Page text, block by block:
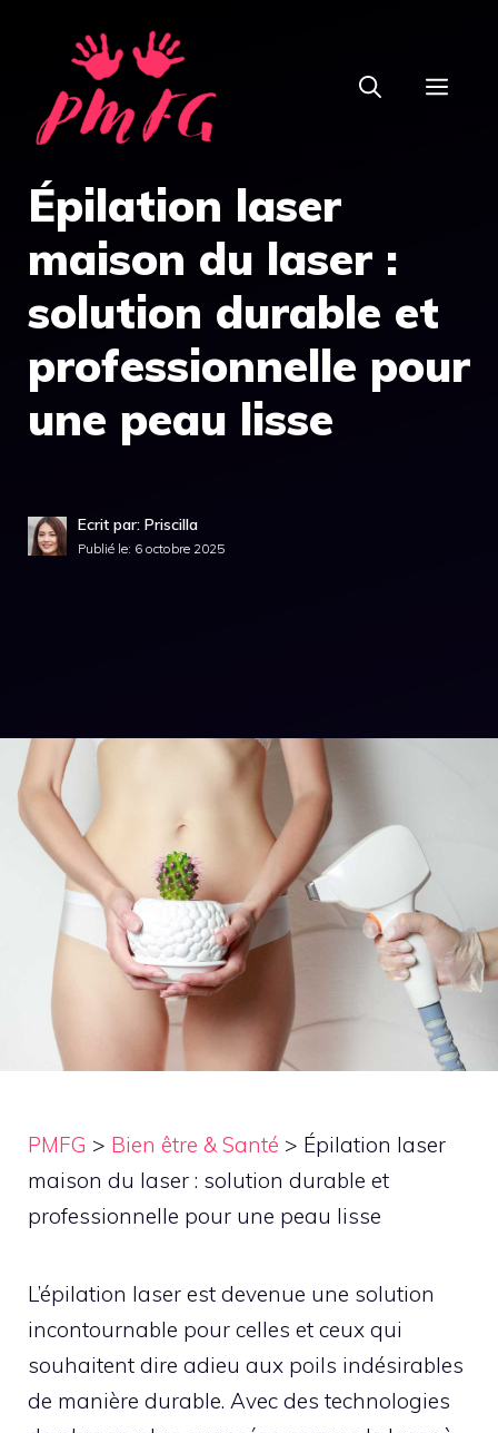
contenu
Épilation laser
maison du laser :
solution durable et
professionnelle pour
une peau lisse
Ecrit par: Priscilla
Publié le: 6 octobre 2025
PMFG > Bien être & Santé > Épilation laser
maison du laser : solution durable et
professionnelle pour une peau lisse
L’épilation laser est devenue une solution
incontournable pour celles et ceux qui
souhaitent dire adieu aux poils indésirables
de manière durable. Avec des technologies